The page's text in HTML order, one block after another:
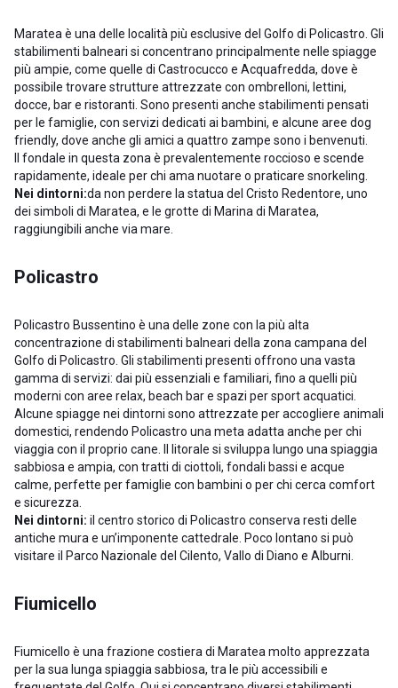
Maratea è una delle località più esclusive del Golfo di Policastro. Gli
stabilimenti balneari si concentrano principalmente nelle spiagge
più ampie, come quelle di Castrocucco e Acquafredda, dove è
possibile trovare strutture attrezzate con ombrelloni, lettini,
docce, bar e ristoranti. Sono presenti anche stabilimenti pensati
per le famiglie, con servizi dedicati ai bambini, e alcune aree dog
friendly, dove anche gli amici a quattro zampe sono i benvenuti.
Il fondale in questa zona è prevalentemente roccioso e scende
rapidamente, ideale per chi ama nuotare o praticare snorkeling.
Nei dintorni:da non perdere la statua del Cristo Redentore, uno
dei simboli di Maratea, e le grotte di Marina di Maratea,
raggiungibili anche via mare.
Policastro
Policastro Bussentino è una delle zone con la più alta
concentrazione di stabilimenti balneari della zona campana del
Golfo di Policastro. Gli stabilimenti presenti offrono una vasta
gamma di servizi: dai più essenziali e familiari, fino a quelli più
moderni con aree relax, beach bar e spazi per sport acquatici.
Alcune spiagge nei dintorni sono attrezzate per accogliere animali
domestici, rendendo Policastro una meta adatta anche per chi
viaggia con il proprio cane. Il litorale si sviluppa lungo una spiaggia
sabbiosa e ampia, con tratti di ciottoli, fondali bassi e acque
calme, perfette per famiglie con bambini o per chi cerca comfort
e sicurezza.
Nei dintorni: il centro storico di Policastro conserva resti delle
antiche mura e un’imponente cattedrale. Poco lontano si può
visitare il Parco Nazionale del Cilento, Vallo di Diano e Alburni.
Fiumicello
Fiumicello è una frazione costiera di Maratea molto apprezzata
per la sua lunga spiaggia sabbiosa, tra le più accessibili e